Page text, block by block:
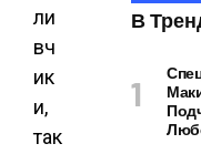
ли
вч
ик
и,
так
В